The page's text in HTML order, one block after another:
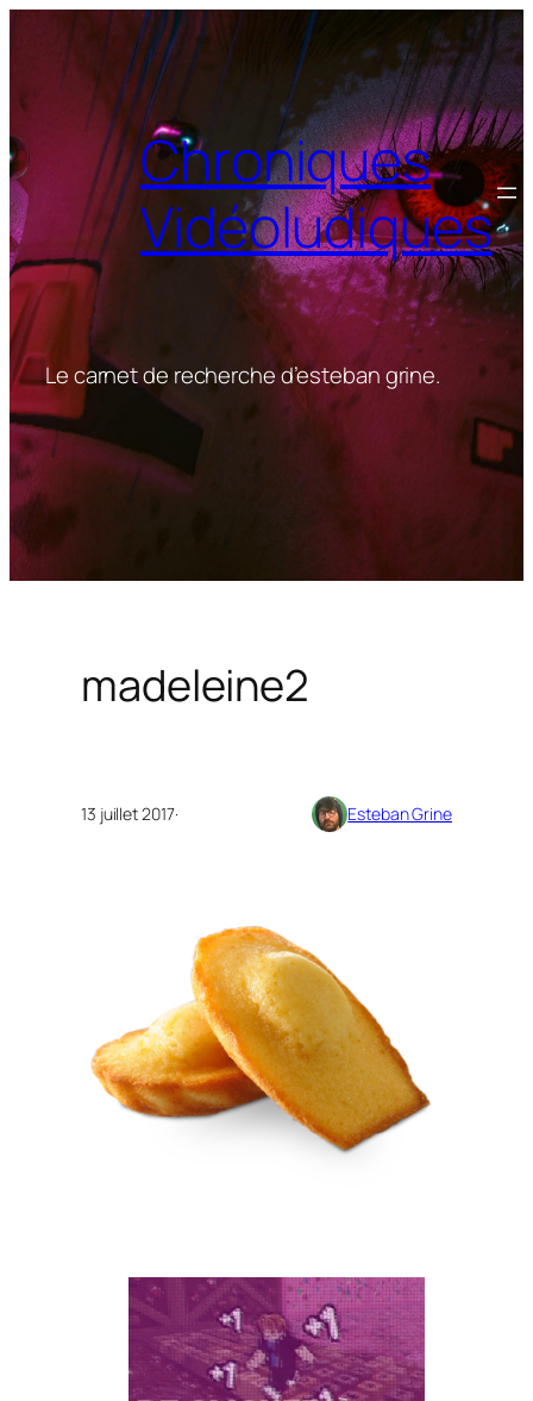
Chroniques
Vidéoludiques
Le carnet de recherche d’esteban grine.
madeleine2
13 juillet 2017· Esteban Grine